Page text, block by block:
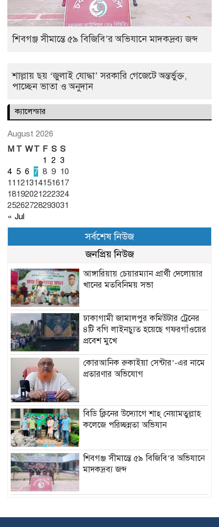
শিবগঞ্জ সীমান্তে ৫৯ বিজিবি’র অভিযানে মাদকদ্রব্য জব্দ
শাল্লায় ছয় ‘জুলাই যোদ্ধা’ সরকারি গেজেটে অন্তর্ভুক্ত,
পাচ্ছেন ভাতা ও অনুদান
ক্যালেন্ডার
August 2026
M T WT F S S
1 2 3
4 5 6 7 8 9 10
11121314151617
18192021222324
25262728293031
« Jul
সর্বশেষ নিউজ
জনপ্রিয় নিউজ
আঙ্গারিয়ায় চেয়ারম্যান প্রার্থী দেলোয়ার
খানের মতবিনিময় সভা
ঢাকাগামী জামালপুর কমিউটার ট্রেনের
৪টি বগি লাইনচ্যুত হয়েছে গফরগাঁওয়ের
প্রবেশ মুখে
কোরআনিক রুকাইয়া সেন্টার’-এর নামে
প্রতারণার অভিযোগ
বিডি ক্লিনের উদ্যোগে শাহ্ নেয়ামতুল্লাহ
কলেজে পরিচ্ছন্নতা অভিযান
শিবগঞ্জ সীমান্তে ৫৯ বিজিবি’র অভিযানে
মাদকদ্রব্য জব্দ
শাল্লায় ছয় ‘জুলাই যোদ্ধা’ সরকারি